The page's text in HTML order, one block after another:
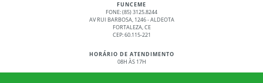
FUNCEME
FONE: (85) 3125.8244
AV RUI BARBOSA, 1246 - ALDEOTA
FORTALEZA, CE
CEP: 60.115-221
HORÁRIO DE ATENDIMENTO
08H ÀS 17H